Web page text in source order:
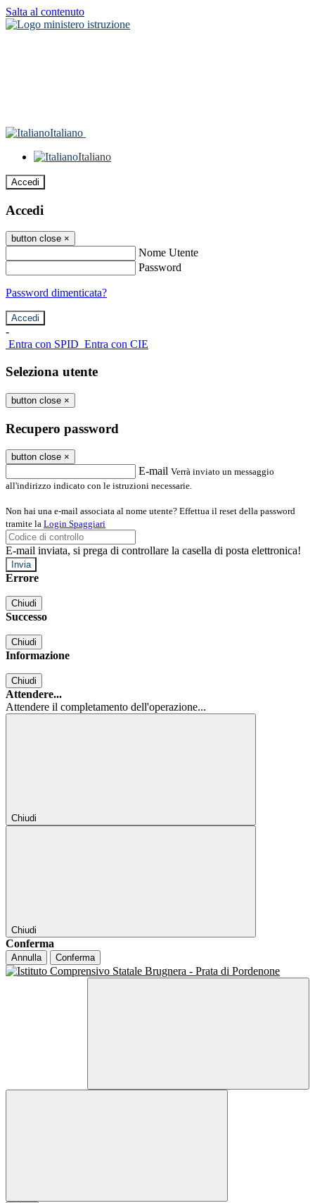
Salta al contenuto
Italiano
Italiano
Accedi
Accedi
button close ×
Nome Utente
Password
Password dimenticata?
-
Entra con SPID Entra con CIE
Seleziona utente
button close ×
Recupero password
button close ×
E-mail Verrà inviato un messaggio
all'indirizzo indicato con le istruzioni necessarie.
Non hai una e-mail associata al nome utente? Effettua il reset della password
tramite la Login Spaggiari
E-mail inviata, si prega di controllare la casella di posta elettronica!
Errore
Chiudi
Successo
Chiudi
Informazione
Chiudi
Attendere...
Attendere il completamento dell'operazione...
Chiudi
Chiudi
Conferma
Annulla Conferma